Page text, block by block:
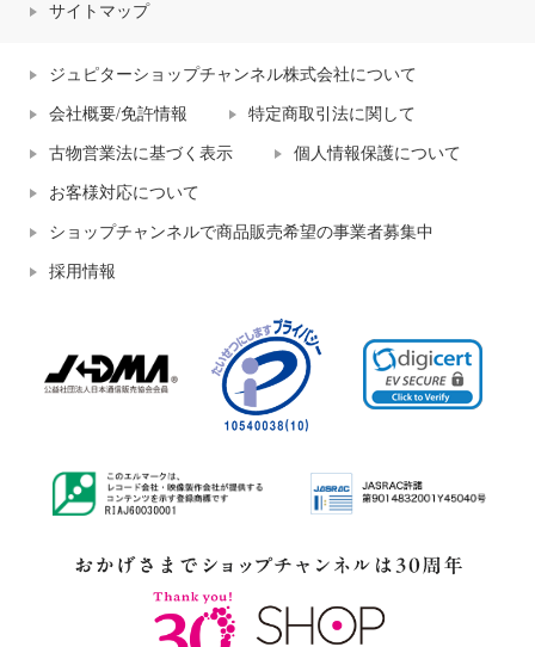
サイトマップ
ジュピターショップチャンネル株式会社について
会社概要/免許情報 特定商取引法に関して
古物営業法に基づく表示 個人情報保護について
お客様対応について
ショップチャンネルで商品販売希望の事業者募集中
採用情報